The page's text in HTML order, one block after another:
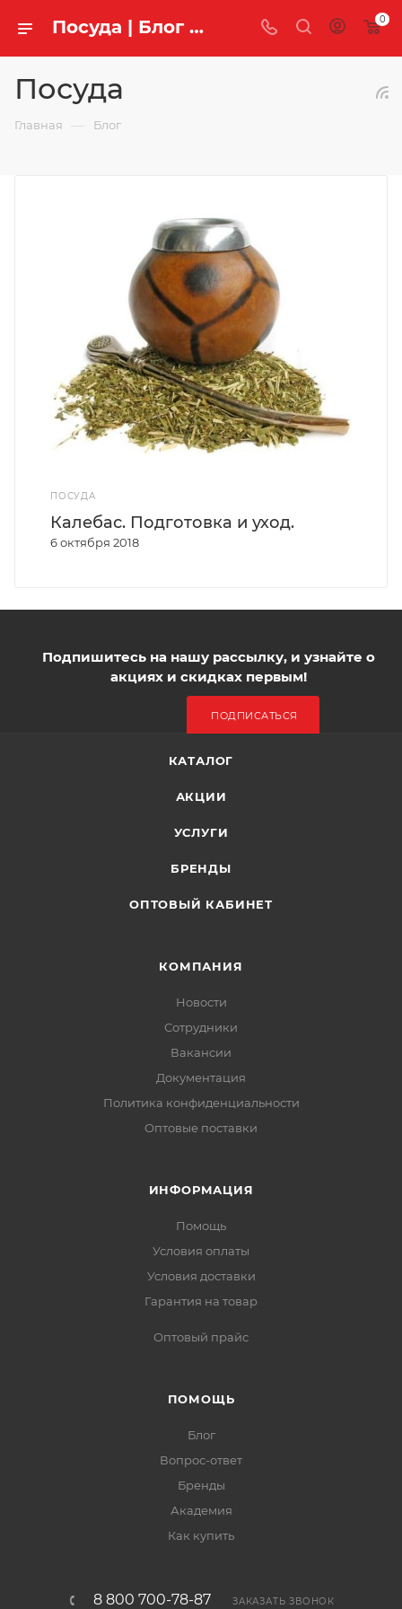
Посуда | Блог компании «Легенда Чая» 0
Посуда
Главная — Блог
ПОСУДА
6 октября 2018
Калебас. Подготовка и уход.
Подпишитесь на нашу рассылку, и узнайте о
акциях и скидках первым!
ПОДПИСАТЬСЯ
КАТАЛОГ
АКЦИИ
УСЛУГИ
БРЕНДЫ
ОПТОВЫЙ КАБИНЕТ
КОМПАНИЯ
Новости
Сотрудники
Вакансии
Документация
Политика конфиденциальности
Оптовые поставки
ИНФОРМАЦИЯ
Помощь
Условия оплаты
Условия доставки
Гарантия на товар
Оптовый прайс
ПОМОЩЬ
Блог
Вопрос-ответ
Бренды
Академия
Как купить
8 800 700-78-87 ЗАКАЗАТЬ ЗВОНОК